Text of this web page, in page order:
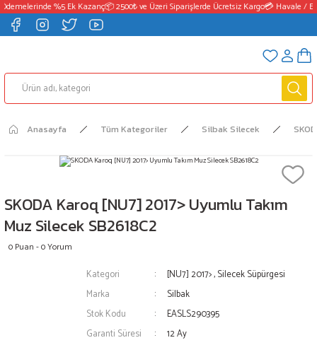
%5 Ek Kazanç📦 2500₺ ve Üzeri Siparişlerde Ücretsiz Kargo💳 Havale /
Anasayfa Tüm Kategoriler Silbak Silecek
SKODA Karoq [NU7] 2017> Uyumlu Takım
Muz Silecek SB2618C2
0 Puan - 0 Yorum
Kategori [NU7] 2017>,Silecek Süpürgesi
Marka
Silbak
Stok Kodu
EASLS290395
Garanti Süresi
12 Ay